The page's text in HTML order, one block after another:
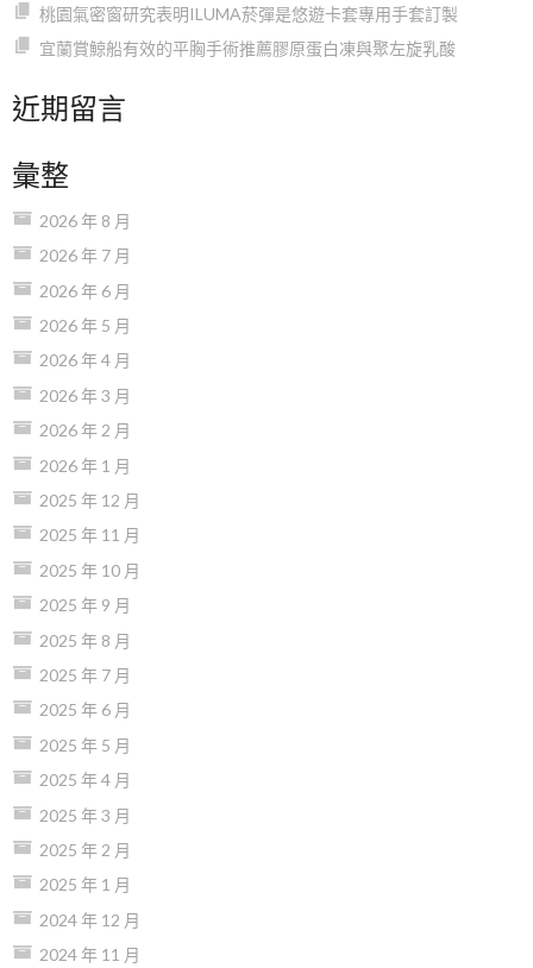
桃園氣密窗研究表明ILUMA菸彈是悠遊卡套專用手套訂製
宜蘭賞鯨船有效的平胸手術推薦膠原蛋白凍與聚左旋乳酸
近期留言
彙整
2026 年 8 月
2026 年 7 月
2026 年 6 月
2026 年 5 月
2026 年 4 月
2026 年 3 月
2026 年 2 月
2026 年 1 月
2025 年 12 月
2025 年 11 月
2025 年 10 月
2025 年 9 月
2025 年 8 月
2025 年 7 月
2025 年 6 月
2025 年 5 月
2025 年 4 月
2025 年 3 月
2025 年 2 月
2025 年 1 月
2024 年 12 月
2024 年 11 月